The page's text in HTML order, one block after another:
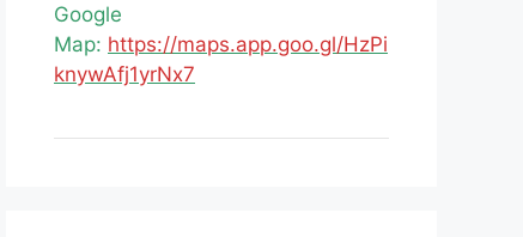
Google
Map: https://maps.app.goo.gl/HzPi
knywAfj1yrNx7